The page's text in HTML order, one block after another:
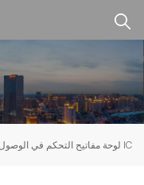
لوحة مفاتيح التحكم في الوصول IC